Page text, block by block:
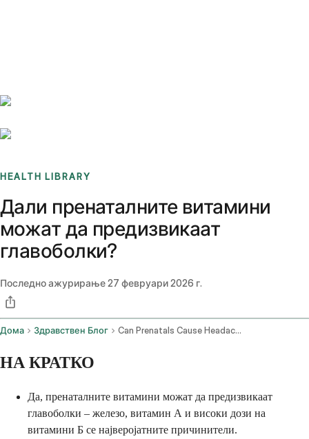
HEALTH LIBRARY
Дали пренаталните витамини
можат да предизвикаат
главоболки?
Последно ажурирање27 февруари 2026 г.
Дома Здравствен Блог Can Prenatals Cause Headaches
НА КРАТКО
Да, пренаталните витамини можат да предизвикаат
главоболки – железо, витамин А и високи дози на
витамини Б се најверојатните причинители.